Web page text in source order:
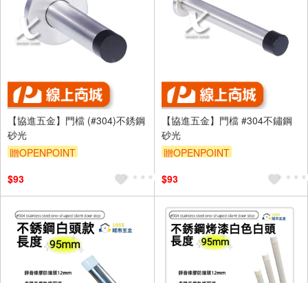
【協進五金】門檔 (#304)不銹鋼
砂光
贈OPENPOINT
$93
【協進五金】門檔 #304不鏽鋼
砂光
贈OPENPOINT
$93